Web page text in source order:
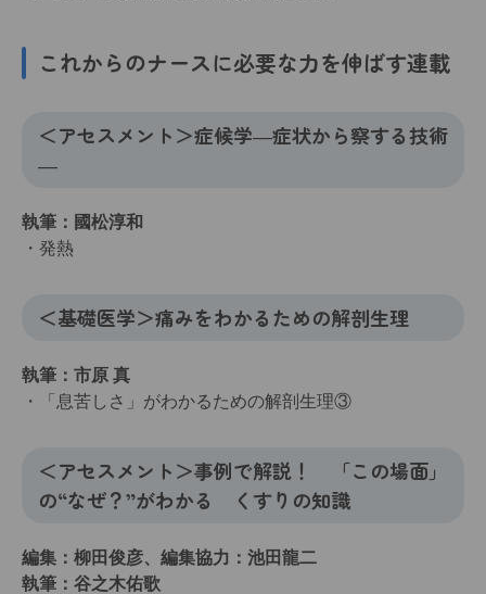
これからのナースに必要な力を伸ばす連載
＜アセスメント＞症候学―症状から察する技術
―
執筆：國松淳和
・発熱
＜基礎医学＞痛みをわかるための解剖生理
執筆：市原 真
・「息苦しさ」がわかるための解剖生理③
＜アセスメント＞事例で解説！ 「この場面」
の“なぜ？”がわかる くすりの知識
編集：柳田俊彦、編集協力：池田龍二
執筆：谷之木佑歌